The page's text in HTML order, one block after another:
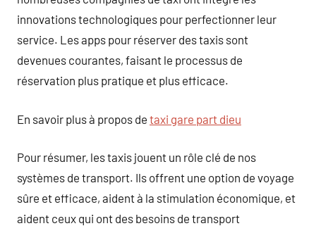
innovations technologiques pour perfectionner leur
service. Les apps pour réserver des taxis sont
devenues courantes, faisant le processus de
réservation plus pratique et plus efficace.
En savoir plus à propos de taxi gare part dieu
Pour résumer, les taxis jouent un rôle clé de nos
systèmes de transport. Ils offrent une option de voyage
sûre et efficace, aident à la stimulation économique, et
aident ceux qui ont des besoins de transport